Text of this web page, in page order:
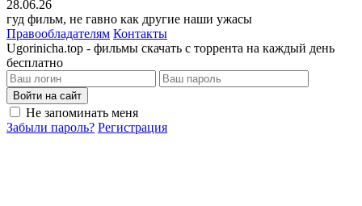
28.06.26
гуд фильм, не гавно как другие наши ужасы
Правообладателям Контакты
Ugorinicha.top - фильмы скачать с торрента на каждый день
бесплатно
Войти на сайт
Не запоминать меня
Забыли пароль? Регистрация